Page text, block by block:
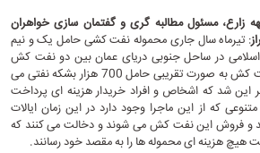
زارع، مسئول مطالبه گری و گفتمان سازی خواهران
: تیرماه سال جاری محموله نفت کشی حامل یک و نیم
در ساحل جنوبی دریای عمان بین دو نفت کش
سبک تر تقسیم شد که هر نفت کش به صورت تقریبی حامل 700 هزار بشکه نفتی می
این شد که اشخاص و افراد خریدار هزینه ای پرداخت
که از این ماجرا وجود دارد در این زمان ایالات
و فروش این نفت کش می شوند و دخالت می کنند که
هیچ هزینه ای محموله ها را به مقصد خود رسانند.